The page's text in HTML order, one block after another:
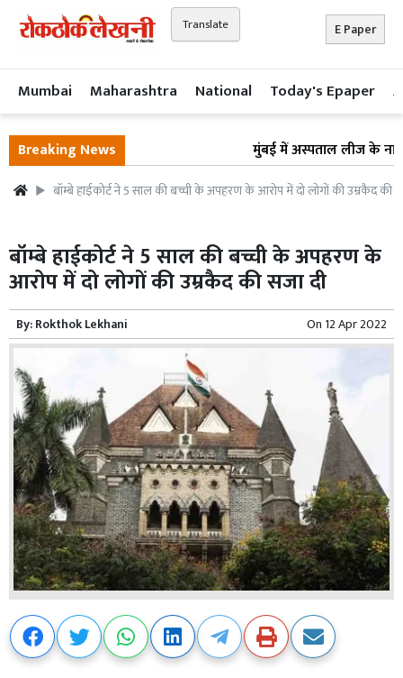
Translate E Paper
Mumbai Maharashtra National Today's Epaper
Breaking News मुंबई में अस्पताल लीज के नाम
बॉम्बे हाईकोर्ट ने 5 साल की बच्ची के अपहरण के आरोप में दो लोगों की उम्रकैद की
बॉम्बे हाईकोर्ट ने 5 साल की बच्ची के अपहरण के
आरोप में दो लोगों की उम्रकैद की सजा दी
By:Rokthok Lekhani On 12 Apr 2022